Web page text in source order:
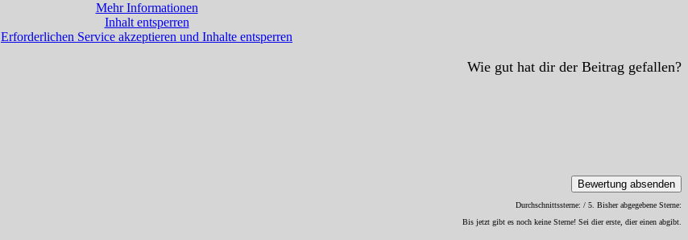
Mehr Informationen
Inhalt entsperren
Erforderlichen Service akzeptieren und Inhalte entsperren
Wie gut hat dir der Beitrag gefallen?
Bewertung absenden
Durchschnittssterne: / 5. Bisher abgegebene Sterne:
Bis jetzt gibt es noch keine Sterne! Sei dier erste, dier einen abgibt.